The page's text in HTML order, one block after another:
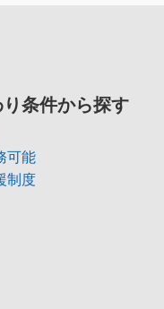
り条件から探す
可能
制度